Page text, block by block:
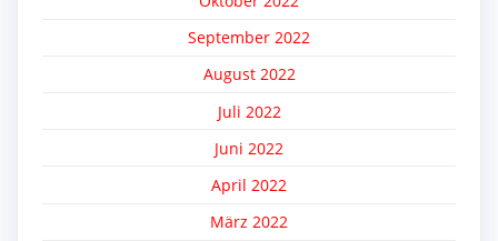
September 2022
August 2022
Juli 2022
Juni 2022
April 2022
März 2022